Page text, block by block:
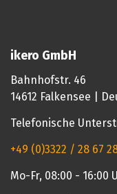
ikero GmbH
Bahnhofstr. 46
14612 Falkensee |
Telefonische
+49 (0)3322 / 28 67
Mo-Fr, 08:00 - 16:00